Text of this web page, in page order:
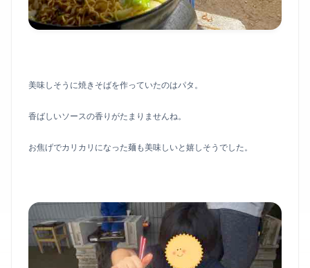
美味しそうに焼きそばを作っていたのはパタ。
香ばしいソースの香りがたまりませんね。
お焦げでカリカリになった麺も美味しいと嬉しそうでした。